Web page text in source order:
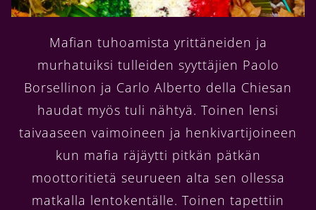
Mafian tuhoamista yrittäneiden ja
murhatuiksi tulleiden syyttäjien Paolo
Borsellinon ja Carlo Alberto della Chiesan
haudat myös tuli nähtyä. Toinen lensi
taivaaseen vaimoineen ja henkivartijoineen
kun mafia räjäytti pitkän pätkän
moottoritietä seurueen alta sen ollessa
matkalla lentokentälle. Toinen tapettiin